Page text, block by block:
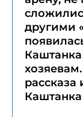
другими
рассказа
Каштанка